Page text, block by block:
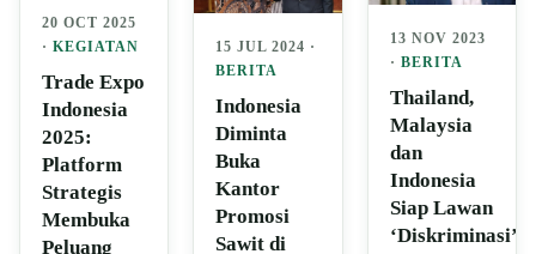
20 OCT 2025
· KEGIATAN
Trade Expo
Indonesia
2025:
Platform
Strategis
Membuka
Peluang
15 JUL 2024 ·
BERITA
Indonesia
Diminta
Buka
Kantor
Promosi
Sawit di
13 NOV 2023
· BERITA
Thailand,
Malaysia
dan
Indonesia
Siap Lawan
‘Diskriminasi’